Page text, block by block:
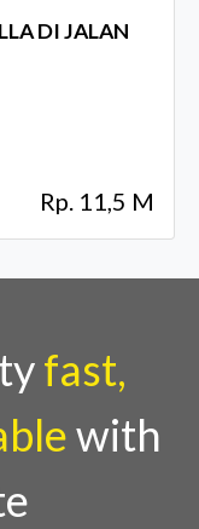
DI JALAN
Rp. 11,5 M
fast,
with